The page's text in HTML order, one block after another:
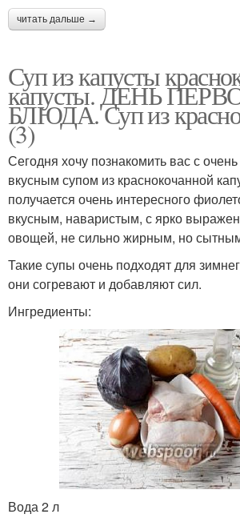
читать дальше →
Суп из капусты
капусты. ДЕНЬ
БЛЮДА. Суп из
(3)
Сегодня хочу познакомить вас с
вкусным супом из краснокочанной
получается очень интересного
вкусным, наваристым, с ярко
овощей, не сильно жирным, но
Такие супы очень подходят для
они согревают и добавляют сил.
Ингредиенты:
Вода 2 л